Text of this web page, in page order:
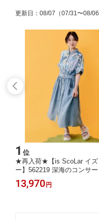
更新日 ： 08/07 （07/31〜08/06
1 位
★再入荷★【is ScoLar イズ
ー】562219 深海のコンサ
ト付きデニムシャツワンピ
ュアル シック フェミニン
13,970 円